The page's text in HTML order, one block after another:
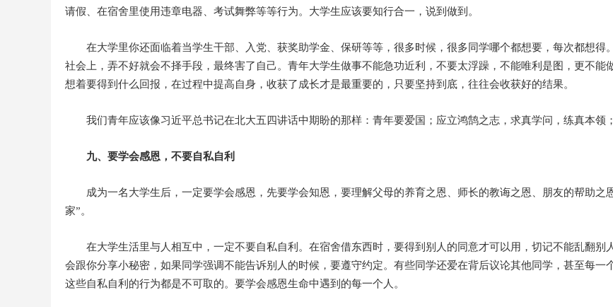
请假、在宿舍里使用违章电器、考试舞弊等等行为。大学生应该要知行合一，说到做到。
在大学里你还面临着当学生干部、入党、获奖助学金、保研等等，很多时候，很多同学哪个都想要，每次都想得
社会上，弄不好就会不择手段，最终害了自己。青年大学生做事不能急功近利，不要太浮躁，不能唯利是图，更不
想着要得到什么回报，在过程中提高自身，收获了成长才是最重要的，只要坚持到底，往往会收获好的结果。
我们青年应该像习近平总书记在北大五四讲话中期盼的那样：青年要爱国；应立鸿鹄之志，求真学问，练真本领
九、要学会感恩，不要自私自利
成为一名大学生后，一定要学会感恩，先要学会知恩，要理解父母的养育之恩、师长的教诲之恩、朋友的帮助之
家”。
在大学生活里与人相互中，一定不要自私自利。在宿舍借东西时，要得到别人的同意才可以用，切记不能乱翻
会跟你分享小秘密，如果同学强调不能告诉别人的时候，要遵守约定。有些同学还爱在背后议论其他同学，甚至每一
这些自私自利的行为都是不可取的。要学会感恩生命中遇到的每一个人。